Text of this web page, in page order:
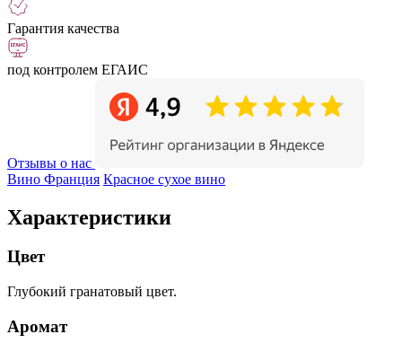
Гарантия качества
под контролем ЕГАИС
Отзывы о нас
Вино Франция Красное сухое вино
Характеристики
Цвет
Глубокий гранатовый цвет.
Аромат